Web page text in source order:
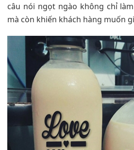
câu nói ngọt ngào không chỉ
mà còn khiến khách hàng muốn